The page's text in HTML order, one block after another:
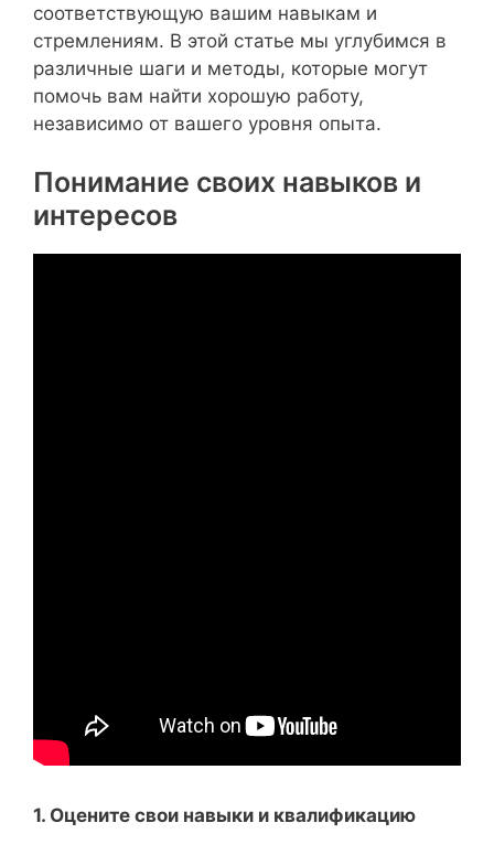
соответствующую вашим навыкам и
стремлениям. В этой статье мы углубимся в
различные шаги и методы, которые могут
помочь вам найти хорошую работу,
независимо от вашего уровня опыта.
Понимание своих навыков и
интересов
1. Оцените свои навыки и квалификацию